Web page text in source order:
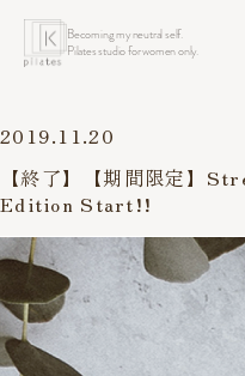
Becoming my neutral self.
Pilates studio for women only.
2019.11.20
【終了】【期間限定】
Edition Start!!